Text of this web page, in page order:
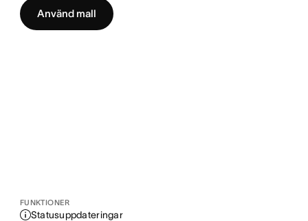
Använd mall
FUNKTIONER
Statusuppdateringar